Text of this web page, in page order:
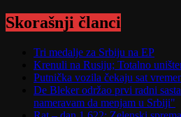
Skorašnji članci
Tri medalje za Srbiju na EP
Krenuli na Rusiju; Totalno
Putnička vozila čekaju sat
De Bleker održao prvi radni
nameravam da menjam u Srbiji"